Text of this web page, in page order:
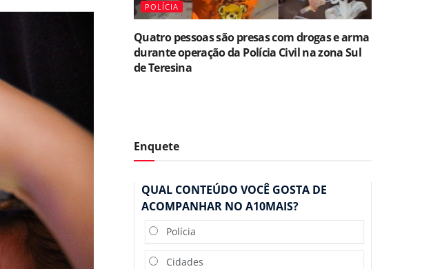
POLÍCIA
Quatro pessoas são presas com drogas e arma
durante operação da Polícia Civil na zona Sul
de Teresina
Enquete
QUAL CONTEÚDO VOCÊ GOSTA DE
ACOMPANHAR NO A10MAIS?
Polícia
Cidades